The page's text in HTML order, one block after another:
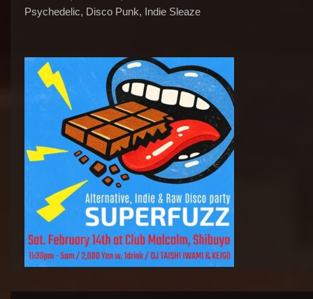
Psychedelic, Disco Punk, Indie Sleaze